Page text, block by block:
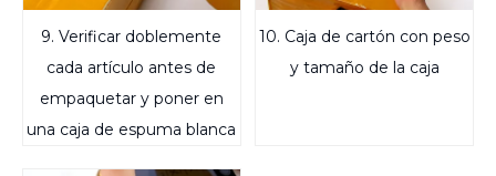
9. Verificar doblemente
cada artículo antes de
empaquetar y poner en
una caja de espuma blanca
10. Caja de cartón con peso
y tamaño de la caja